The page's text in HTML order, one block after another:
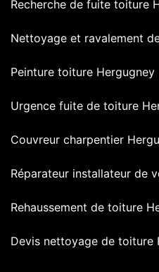
Recherche de fuite toiture
Nettoyage et ravalement
Peinture toiture Hergugney
Urgence fuite de toiture
Couvreur charpentier
Réparateur installateur de
Rehaussement de toiture
Devis nettoyage de toiture